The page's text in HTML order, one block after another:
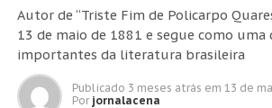
Autor de “Triste Fim de Policarpo
13 de maio de 1881 e segue como uma
importantes da literatura brasileira
Publicado 3 meses atrás em 13 de
Por jornalacena